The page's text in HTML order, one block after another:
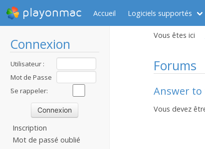
playonmac Accueil Logiciels supportés
Connexion
Utilisateur :
Mot de Passe
:Se rappeler:
Inscription
Mot de passé oublié
Vous êtes ici
Forums
Answer to
Vous devez